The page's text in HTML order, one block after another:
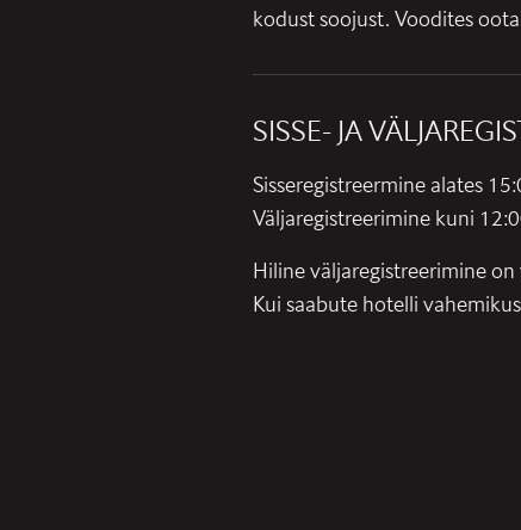
kodust soojust. Voodites
SISSE- JA
Sisseregistreermine alates
Väljaregistreerimine kuni
Hiline väljaregistreerimine
Kui saabute hotelli